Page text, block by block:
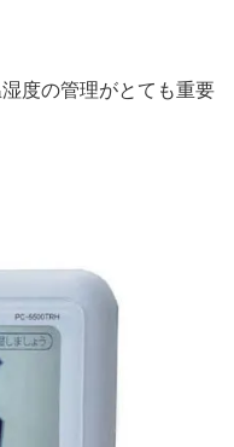
度の管理がとても重要